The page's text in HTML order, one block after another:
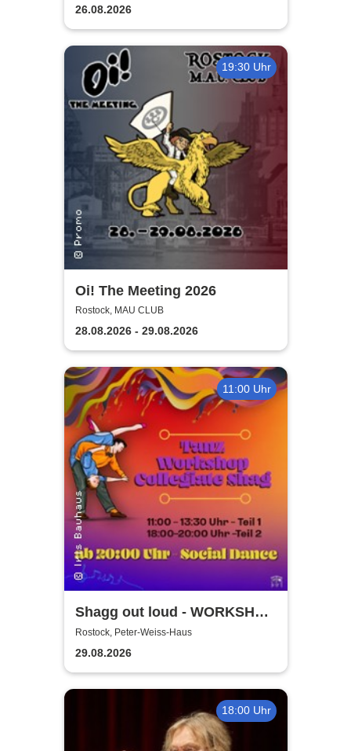
Lights
26.08.2026
19:30 Uhr
Oi! The Meeting 2026
Rostock, MAU CLUB
28.08.2026 - 29.08.2026
11:00 Uhr
Shagg out loud - WORKSHOP
+ Social Dance | Peter Weiss
Haus Rostock
Rostock, Peter-Weiss-Haus
29.08.2026
18:00 Uhr